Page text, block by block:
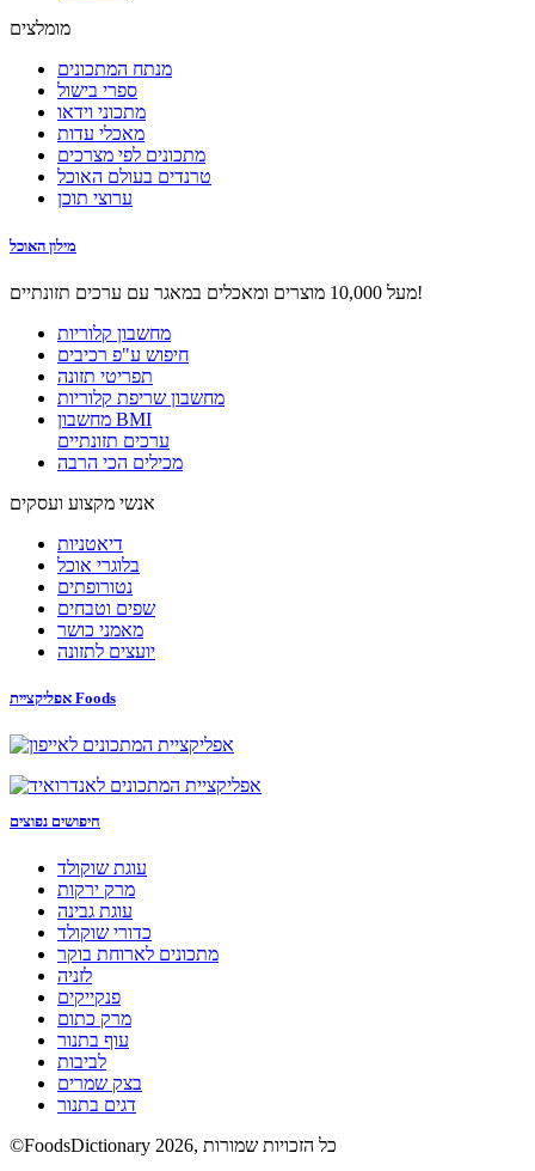
מומלצים
מנתח המתכונים
ספרי בישול
מתכוני וידאו
מאכלי עדות
מתכונים לפי מצרכים
טרנדים בעולם האוכל
ערוצי תוכן
מילון האוכל
מעל 10,000 מוצרים ומאכלים במאגר עם ערכים תזונתיים!
מחשבון קלוריות
חיפוש ע"פ רכיבים
תפריטי תזונה
מחשבון שריפת קלוריות
מחשבון BMI
ערכים תזונתיים
מכילים הכי הרבה
אנשי מקצוע ועסקים
דיאטניות
בלוגרי אוכל
נטורופתים
שפים וטבחים
מאמני כושר
יועצים לתזונה
אפליקציית Foods
חיפושים נפוצים
עוגת שוקולד
מרק ירקות
עוגת גבינה
כדורי שוקולד
מתכונים לארוחת בוקר
לזניה
פנקייקים
מרק כתום
עוף בתנור
לביבות
בצק שמרים
דגים בתנור
©FoodsDictionary 2026, כל הזכויות שמורות